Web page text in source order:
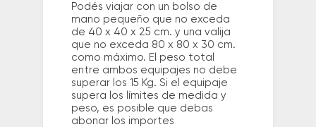
Podés viajar con un bolso de
mano pequeño que no exceda
de 40 x 40 x 25 cm. y una valija
que no exceda 80 x 80 x 30 cm.
como máximo. El peso total
entre ambos equipajes no debe
superar los 15 Kg. Si el equipaje
supera los límites de medida y
peso, es posible que debas
abonar los importes